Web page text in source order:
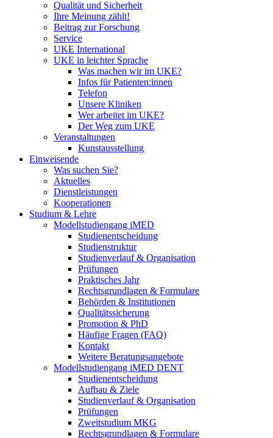
Qualität und Sicherheit
Ihre Meinung zählt!
Beitrag zur Forschung
Service
UKE International
UKE in leichter Sprache
Was machen wir im UKE?
Infos für Patienten:innen
Telefon
Unsere Kliniken
Wer arbeitet im UKE?
Der Weg zum UKE
Veranstaltungen
Kunstausstellung
Einweisende
Was suchen Sie?
Aktuelles
Dienstleistungen
Kooperationen
Studium & Lehre
Modellstudiengang iMED
Studienentscheidung
Studienstruktur
Studienverlauf & Organisation
Prüfungen
Praktisches Jahr
Rechtsgrundlagen & Formulare
Behörden & Institutionen
Qualitätssicherung
Promotion & PhD
Häufige Fragen (FAQ)
Kontakt
Weitere Beratungsangebote
Modellstudiengang iMED DENT
Studienentscheidung
Aufbau & Ziele
Studienverlauf & Organisation
Prüfungen
Zweitstudium MKG
Rechtsgrundlagen & Formulare